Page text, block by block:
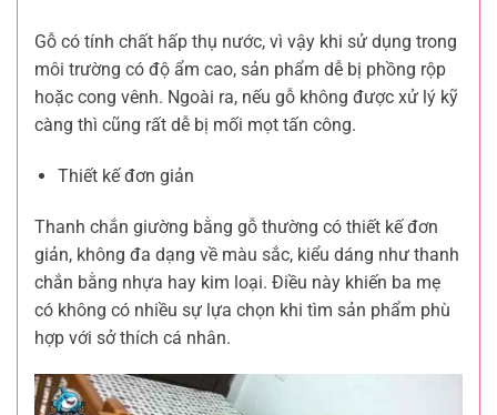
Gỗ có tính chất hấp thụ nước, vì vậy khi sử dụng trong
môi trường có độ ẩm cao, sản phẩm dễ bị phồng rộp
hoặc cong vênh. Ngoài ra, nếu gỗ không được xử lý kỹ
càng thì cũng rất dễ bị mối mọt tấn công.
Thiết kế đơn giản
Thanh chắn giường bằng gỗ thường có thiết kế đơn
giản, không đa dạng về màu sắc, kiểu dáng như thanh
chắn bằng nhựa hay kim loại. Điều này khiến ba mẹ
có không có nhiều sự lựa chọn khi tìm sản phẩm phù
hợp với sở thích cá nhân.